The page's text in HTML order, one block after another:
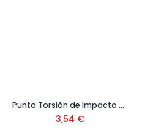
Punta Torsión de Impacto PH 3 (+) 25 mm Ref. DT7995T-QZ
3,54 €